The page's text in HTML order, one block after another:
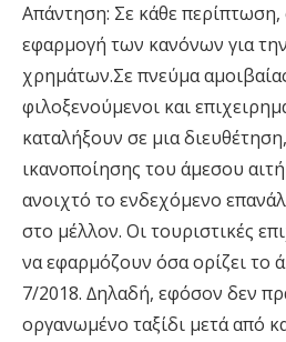
Απάντηση: Σε κάθε περίπτωση,
εφαρµογή των κανόνων για
χρηµάτων.Σε πνεύµα
φιλοξενούµενοι και
καταλήξουν σε µια
ικανοποίησης του άµεσου
ανοιχτό το ενδεχόµενο
στο µέλλον. Οι τουριστικές
να εφαρµόζουν όσα ορίζει το
7/2018. ∆ηλαδή, εφόσον δεν
οργανωµένο ταξίδι µετά από